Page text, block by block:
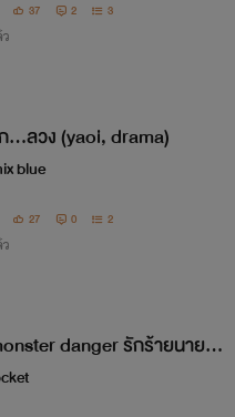
37 2 3
...ลวง (yaoi, drama)
blue
27 0 2
danger รักร้ายนายปี